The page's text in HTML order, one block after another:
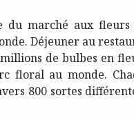
du marché aux
Déjeuner au
de bulbes en
floral au monde.
800 sortes